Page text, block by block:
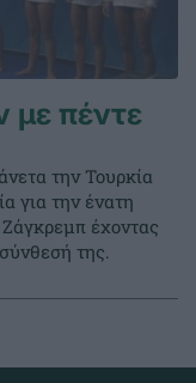
με πέντε
την Τουρκία
για την ένατη
έχοντας
της.